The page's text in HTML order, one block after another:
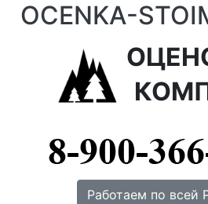
OCENKA-
Работаем по всей